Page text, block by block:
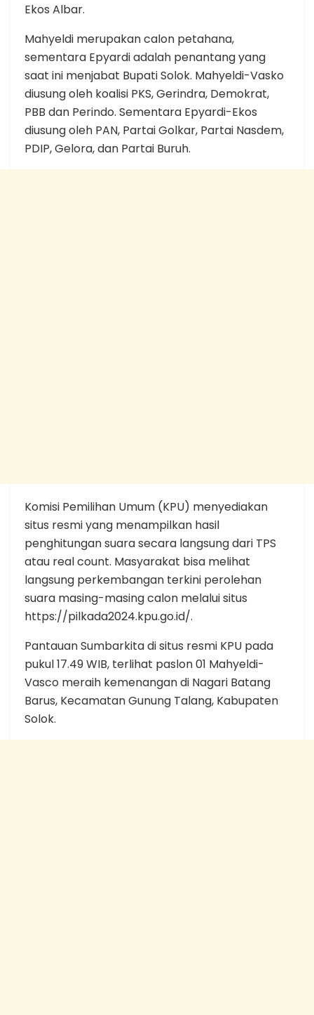
Ekos Albar.
Mahyeldi merupakan calon petahana,
sementara Epyardi adalah penantang yang
saat ini menjabat Bupati Solok. Mahyeldi-Vasko
diusung oleh koalisi PKS, Gerindra, Demokrat,
PBB dan Perindo. Sementara Epyardi-Ekos
diusung oleh PAN, Partai Golkar, Partai Nasdem,
PDIP, Gelora, dan Partai Buruh.
Komisi Pemilihan Umum (KPU) menyediakan
situs resmi yang menampilkan hasil
penghitungan suara secara langsung dari TPS
atau real count. Masyarakat bisa melihat
langsung perkembangan terkini perolehan
suara masing-masing calon melalui situs
https://pilkada2024.kpu.go.id/.
Pantauan Sumbarkita di situs resmi KPU pada
pukul 17.49 WIB, terlihat paslon 01 Mahyeldi-
Vasco meraih kemenangan di Nagari Batang
Barus, Kecamatan Gunung Talang, Kabupaten
Solok.